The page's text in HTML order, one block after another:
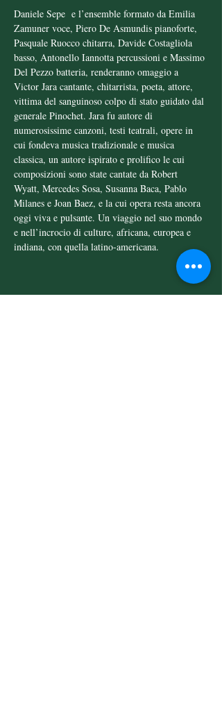
Daniele Sepe  e l’ensemble formato da Emilia
Zamuner voce, Piero De Asmundis pianoforte,
Pasquale Ruocco chitarra, Davide Costagliola
basso, Antonello Iannotta percussioni e Massimo
Del Pezzo batteria, renderanno omaggio a
Victor Jara cantante, chitarrista, poeta, attore,
vittima del sanguinoso colpo di stato guidato dal
generale Pinochet. Jara fu autore di
numerosissime canzoni, testi teatrali, opere in
cui fondeva musica tradizionale e musica
classica, un autore ispirato e prolifico le cui
composizioni sono state cantate da Robert
Wyatt, Mercedes Sosa, Susanna Baca, Pablo
Milanes e Joan Baez, e la cui opera resta ancora
oggi viva e pulsante. Un viaggio nel suo mondo
e nell’incrocio di culture, africana, europea e
indiana, con quella latino-americana.